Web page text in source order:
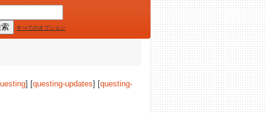
すべてのオプション
] [questing-updates] [questing-